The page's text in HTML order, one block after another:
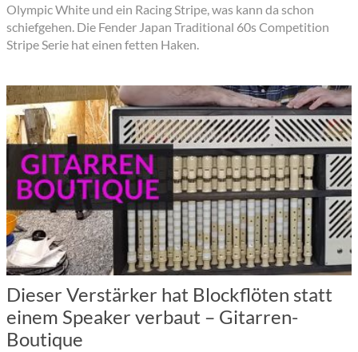
Olympic White und ein Racing Stripe, was kann da schon
schiefgehen. Die Fender Japan Traditional 60s Competition
Stripe Serie hat einen fetten Haken.
Dieser Verstärker hat Blockflöten statt
einem Speaker verbaut – Gitarren-
Boutique